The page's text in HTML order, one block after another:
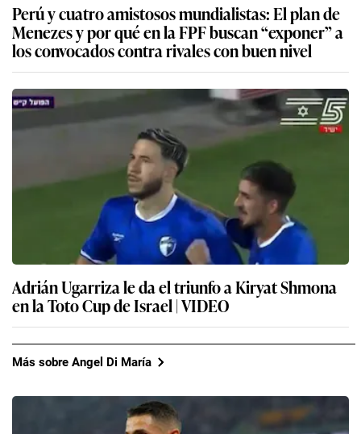
Perú y cuatro amistosos mundialistas: El plan de
Menezes y por qué en la FPF buscan “exponer” a
los convocados contra rivales con buen nivel
Adrián Ugarriza le da el triunfo a Kiryat Shmona
en la Toto Cup de Israel | VIDEO
Más sobre Angel Di María